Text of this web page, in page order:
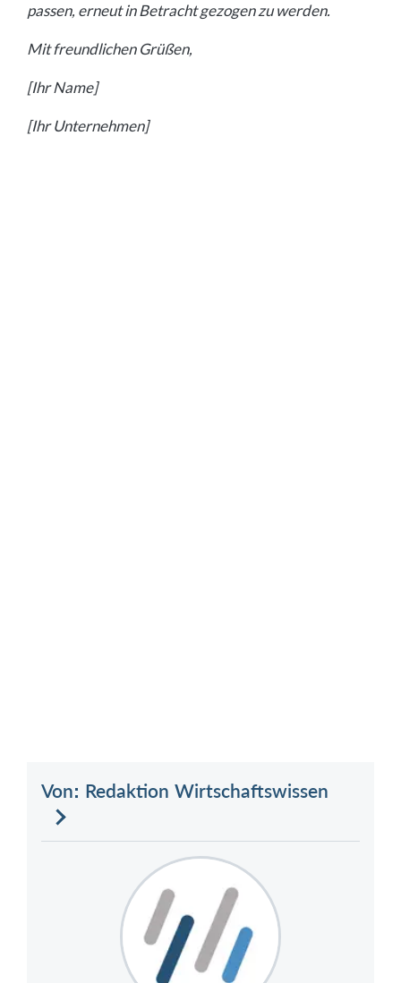
passen, erneut in Betracht gezogen zu werden.
Mit freundlichen Grüßen,
[Ihr Name]
[Ihr Unternehmen]
Von: Redaktion Wirtschaftswissen